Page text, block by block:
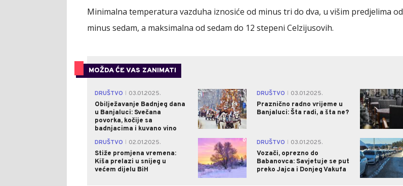
Minimalna temperatura vazduha iznosiće od minus tri do dva, u višim predjelima od
minus sedam, a maksimalna od sedam do 12 stepeni Celzijusovih.
MOŽDA ĆE VAS ZANIMATI
DRUŠTVO
03.01.2025.
Obilježavanje Badnjeg dana
u Banjaluci: Svečana
povorka, kočije sa
badnjacima i kuvano vino
0 DRUŠTVO
03.01.2025.
Praznično radno vrijeme u
Banjaluci: Šta radi, a šta ne?
DRUŠTVO
02.01.2025.
Stiže promjena vremena:
Kiša prelazi u snijeg u
većem dijelu BiH
0 DRUŠTVO
03.01.2025.
Vozači, oprezno do
Babanovca: Savjetuje se put
preko Jajca i Donjeg Vakufa